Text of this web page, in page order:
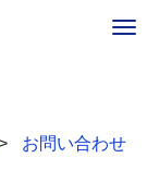
お問い合わせ